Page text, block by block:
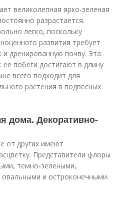
великолепная ярко-зеленая
разрастается.
легко, поскольку
развития требует
и дренированную почву. Эта
побеги достигают в длину
всего подходит для
растения в подвесных
дома. Декоративно-
от других имеют
Представители флоры
темно-зелеными,
и остроконечными.